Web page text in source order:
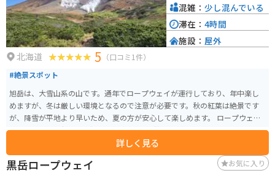
しむことができます。 ただし、エゾシカなどの野生動物との遭遇には注意が
必要です。
北海道 5 （口コミ1件）
#絶景スポット
旭岳は、大雪山系の山です。通年でロープウェイが運行しており、年中楽し
めますが、冬は厳しい環境となるので注意が必要です。秋の紅葉は絶景です
が、降雪が平地より早いため、夏の方が安心して楽しめます。 ロープウェイ
で上がると、1時間半程度でぐるっと回れる散策路があります。山頂を眺めつ
つ、火山ガスやカルデラ湖のようなものを見ることができ、とても楽しめま
す。また、本格的な登山を目指す方も登山口から登れます。
詳しく見る
混雑： 少し混んでいる
滞在： 4時間
施設： 屋外
黒岳ロープウェイ お気に入り